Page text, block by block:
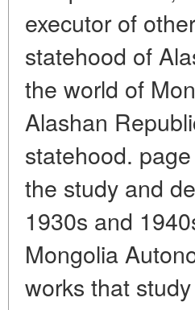
executor of
statehood of
the world of
Alashan
statehood.
the study and
1930s and
Mongolia
works that